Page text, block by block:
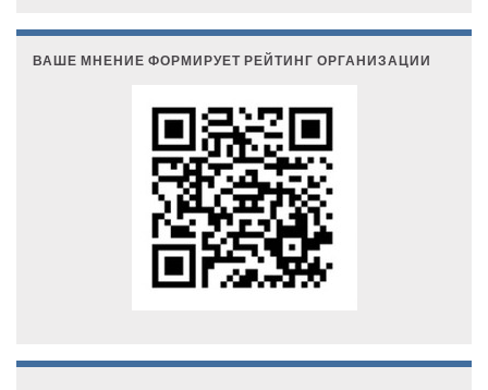
ВАШЕ МНЕНИЕ ФОРМИРУЕТ РЕЙТИНГ ОРГАНИЗАЦИИ